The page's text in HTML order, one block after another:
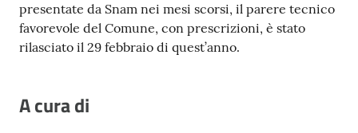
presentate da Snam nei mesi scorsi, il parere tecnico
favorevole del Comune, con prescrizioni, è stato
rilasciato il 29 febbraio di quest’anno.
A cura di